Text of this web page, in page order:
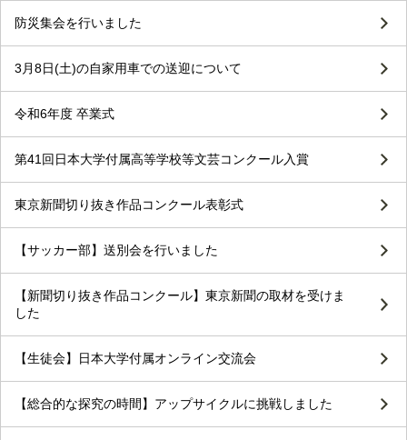
防災集会を行いました
3月8日(土)の自家用車での送迎について
令和6年度 卒業式
第41回日本大学付属高等学校等文芸コンクール入賞
東京新聞切り抜き作品コンクール表彰式
【サッカー部】送別会を行いました
【新聞切り抜き作品コンクール】東京新聞の取材を受けま
した
【生徒会】日本大学付属オンライン交流会
【総合的な探究の時間】アップサイクルに挑戦しました